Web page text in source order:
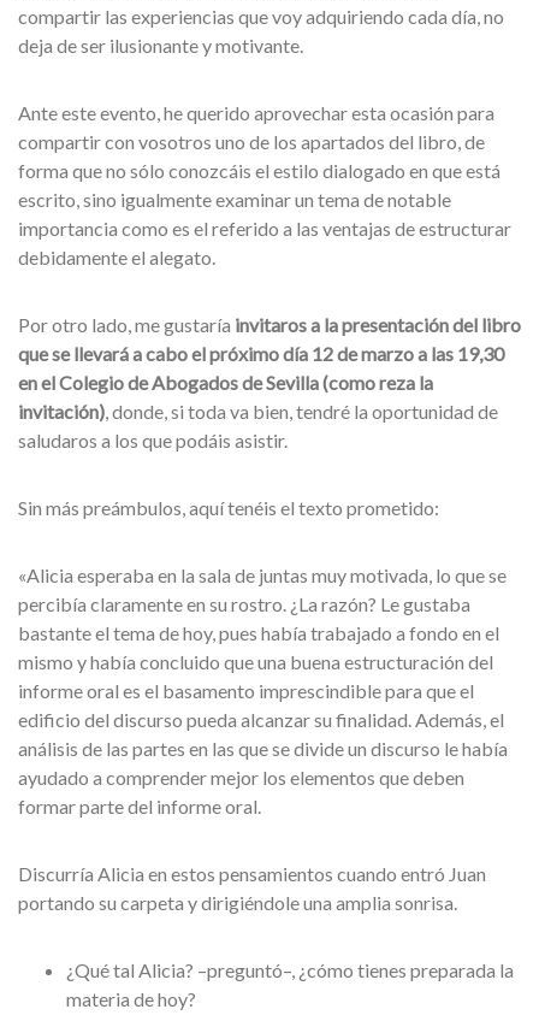
compartir las experiencias que voy adquiriendo cada día, no
deja de ser ilusionante y motivante.
Ante este evento, he querido aprovechar esta ocasión para
compartir con vosotros uno de los apartados del libro, de
forma que no sólo conozcáis el estilo dialogado en que está
escrito, sino igualmente examinar un tema de notable
importancia como es el referido a las ventajas de estructurar
debidamente el alegato.
Por otro lado, me gustaría invitaros a la presentación del libro
que se llevará a cabo el próximo día 12 de marzo a las 19,30
en el Colegio de Abogados de Sevilla (como reza la
invitación), donde, si toda va bien, tendré la oportunidad de
saludaros a los que podáis asistir.
Sin más preámbulos, aquí tenéis el texto prometido:
«Alicia esperaba en la sala de juntas muy motivada, lo que se
percibía claramente en su rostro. ¿La razón? Le gustaba
bastante el tema de hoy, pues había trabajado a fondo en el
mismo y había concluido que una buena estructuración del
informe oral es el basamento imprescindible para que el
edificio del discurso pueda alcanzar su finalidad. Además, el
análisis de las partes en las que se divide un discurso le había
ayudado a comprender mejor los elementos que deben
formar parte del informe oral.
Discurría Alicia en estos pensamientos cuando entró Juan
portando su carpeta y dirigiéndole una amplia sonrisa.
¿Qué tal Alicia? –preguntó–, ¿cómo tienes preparada la
materia de hoy?